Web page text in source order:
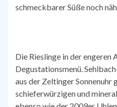
schmeckbarer Süße noch
Die Rieslinge in der engeren
Degustationsmenü.
aus der Zeltinger Sonnenuhr
schieferwürzigen und